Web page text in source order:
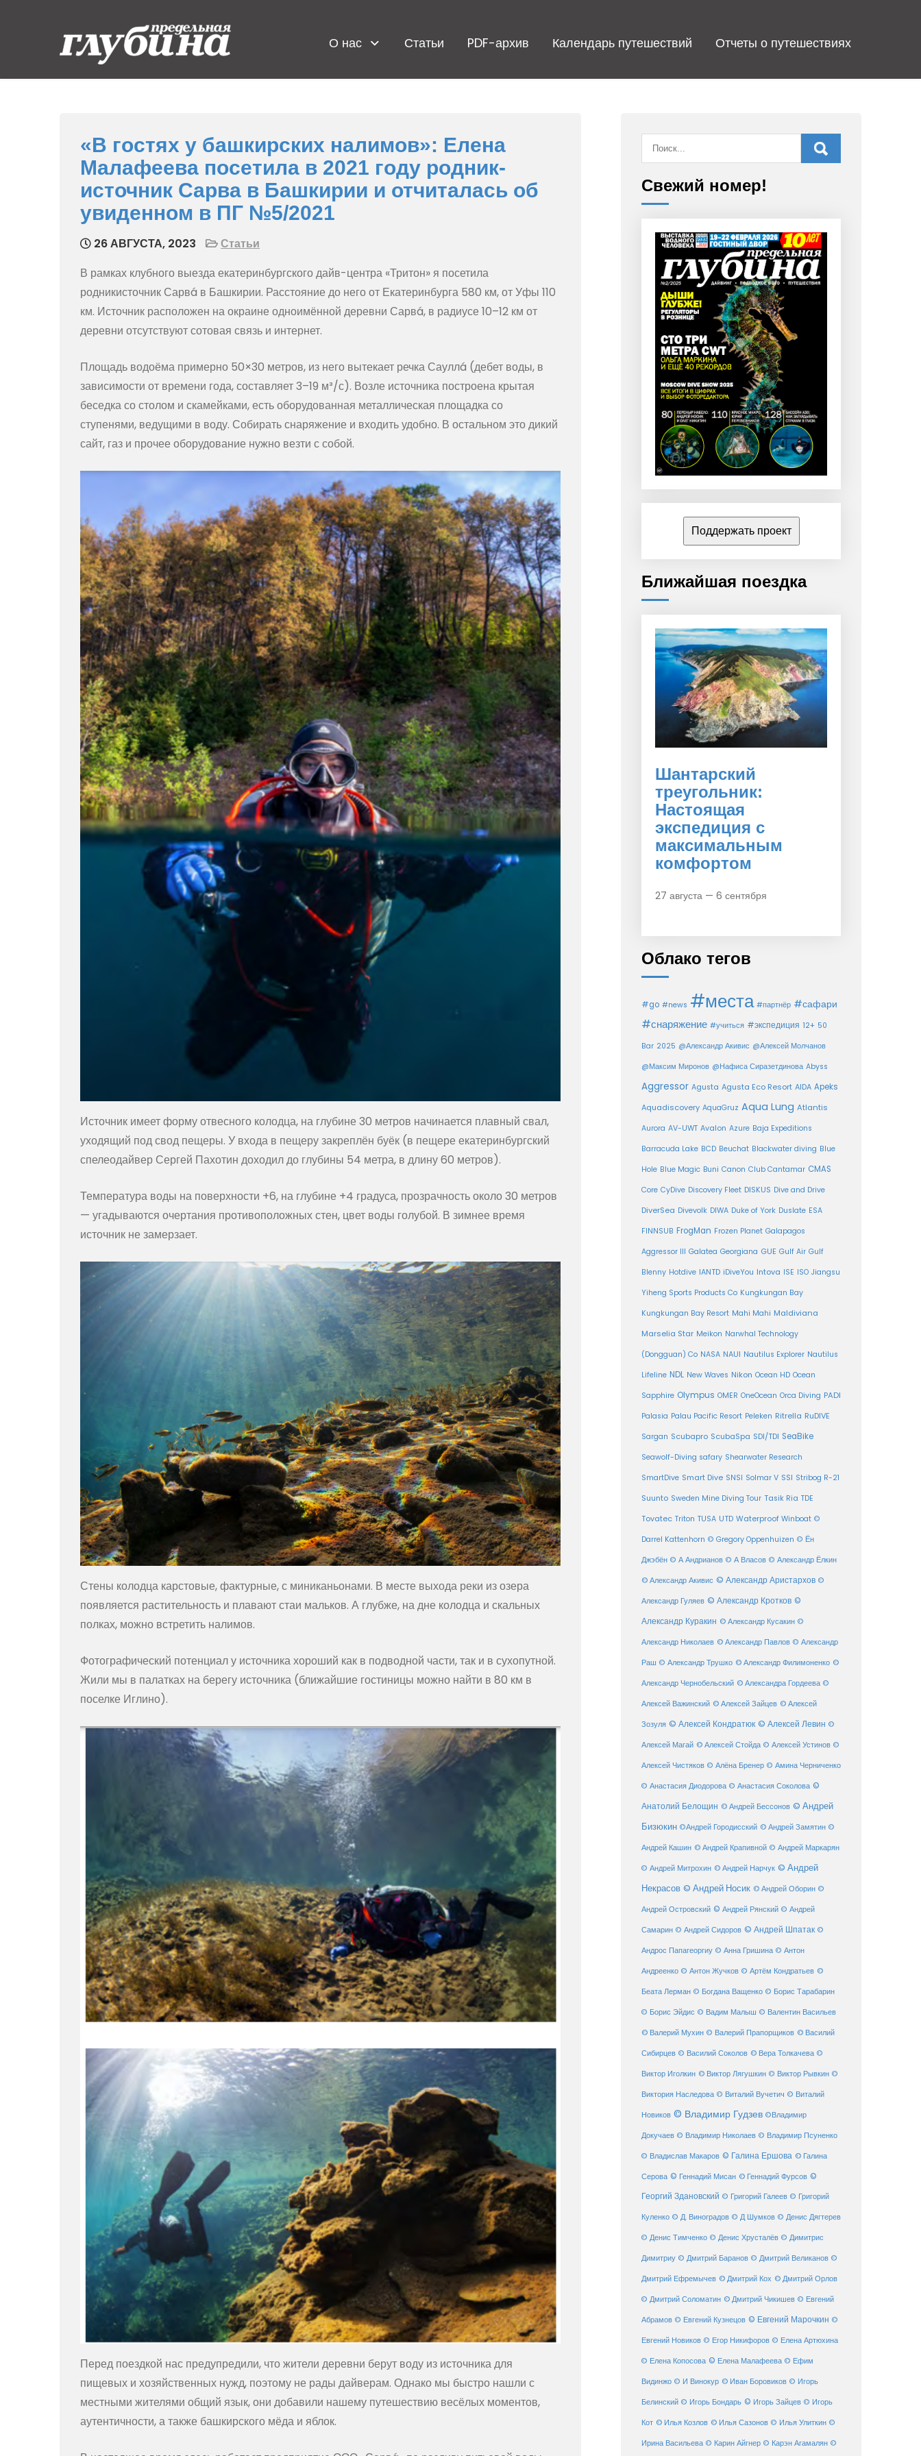
Предельная
О нас Статьи PDF-архив Календарь путешествий Отчеты о путешествиях
«В гостях у башкирских налимов»: Елена
Малафеева посетила в 2021 году родник-
источник Сарва в Башкирии и отчиталась об
увиденном в ПГ №5/2021
26 АВГУСТА, 2023
Статьи
В рамках клубного выезда екатеринбургского дайв-центра «Тритон» я посетила
родникисточник Сарвá в Башкирии. Расстояние до него от Екатеринбурга 580 км, от Уфы 110
км. Источник расположен на окраине одноимённой деревни Сарвá, в радиусе 10–12 км от
деревни отсутствуют сотовая связь и интернет.
Площадь водоёма примерно 50×30 метров, из него вытекает речка Сауллá (дебет воды, в
зависимости от времени года, составляет 3–19 м³/с). Возле источника построена крытая
беседка со столом и скамейками, есть оборудованная металлическая площадка со
ступенями, ведущими в воду. Собирать снаряжение и входить удобно. В остальном это дикий
сайт, газ и прочее оборудование нужно везти с собой.
Источник имеет форму отвесного колодца, на глубине 30 метров начинается плавный свал,
уходящий под свод пещеры. У входа в пещеру закреплён буёк (в пещере екатеринбургский
спелеодайвер Сергей Пахотин доходил до глубины 54 метра, в длину 60 метров).
Температура воды на поверхности +6, на глубине +4 градуса, прозрачность около 30 метров
— угадываются очертания противоположных стен, цвет воды голубой. В зимнее время
источник не замерзает.
Стены колодца карстовые, фактурные, с миниканьонами. В месте выхода реки из озера
появляется растительность и плавают стаи мальков. А глубже, на дне колодца и скальных
полках, можно встретить налимов.
Фотографический потенциал у источника хороший как в подводной части, так и в сухопутной.
Жили мы в палатках на берегу источника (ближайшие гостиницы можно найти в 80 км в
поселке Иглино).
Перед поездкой нас предупредили, что жители деревни берут воду из источника для
пищевых и хозяйственных нужд, поэтому не рады дайверам. Однако мы быстро нашли с
местными жителями общий язык, они добавили нашему путешествию весёлых моментов,
аутентичности, а также башкирского мёда и яблок.
Свежий номер!
Поддержать проект
Ближайшая поездка
Шантарский
треугольник:
Настоящая
экспедиция с
максимальным
комфортом
27 августа — 6 сентября
Облако тегов
#go #news #места #партнёр #сафари
#снаряжение #учиться #экспедиция 12+ 50
Bar 2025 @Александр Акивис @Алексей Молчанов
@Максим Миронов @Нафиса Сиразетдинова Abyss
Aggressor Agusta Agusta Eco Resort AIDA Apeks
Aquadiscovery AquaGruz Aqua Lung Atlantis
Aurora AV-UWT Avalon Azure Baja Expeditions
Barracuda Lake BCD Beuchat Blackwater diving Blue
Hole Blue Magic Buni Canon Club Cantamar CMAS
Core CyDive Discovery Fleet DISKUS Dive and Drive
DiverSea Divevolk DIWA Duke of York Duslate ESA
FINNSUB FrogMan Frozen Planet Galapagos
Aggressor III Galatea Georgiana GUE Gulf Air Gulf
Blenny Hotdive IANTD iDiveYou Intova ISE ISO Jiangsu
Yiheng Sports Products Co Kungkungan Bay
Kungkungan Bay Resort Mahi Mahi Maldiviana
Marselia Star Meikon Narwhal Technology
(Dongguan) Co NASA NAUI Nautilus Explorer Nautilus
Lifeline NDL New Waves Nikon Ocean HD Ocean
Sapphire Olympus OMER OneOcean Orca Diving PADI
Palasia Palau Pacific Resort Peleken Ritrella RuDIVE
Sargan Scubapro ScubaSpa SDI/TDI SeaBike
Seawolf-Diving safary Shearwater Research
SmartDive Smart Dive SNSI Solmar V SSI Stribog R-21
Suunto Sweden Mine Diving Tour Tasik Ria TDE
Tovatec Triton TUSA UTD Waterproof Winboat ©
Darrel Kattenhorn © Gregory Oppenhuizen © Ён
Джэбён © А Андрианов © А Власов © Александр Ёлкин
© Александр Акивис © Александр Аристархов ©
Александр Гуляев © Александр Кротков ©
Александр Куракин © Александр Кусакин ©
Александр Николаев © Александр Павлов © Александр
Раш © Александр Трушко © Александр Филимоненко ©
Александр Чернобельский © Александра Гордеева ©
Алексей Важинский © Алексей Зайцев © Алексей
Зозуля © Алексей Кондратюк © Алексей Левин ©
Алексей Магай © Алексей Стойда © Алексей Устинов ©
Алексей Чистяков © Алёна Бренер © Амина Черниченко
© Анастасия Диодорова © Анастасия Соколова ©
Анатолий Белощин © Андрей Бессонов © Андрей
Бизюкин ©Андрей Городисский © Андрей Замятин ©
Андрей Кашин © Андрей Крапивной © Андрей Маркарян
© Андрей Митрохин © Андрей Нарчук © Андрей
Некрасов © Андрей Носик © Андрей Оборин ©
Андрей Островский © Андрей Рянский © Андрей
Самарин © Андрей Сидоров © Андрей Шпатак ©
Андрос Папагеоргиу © Анна Гришина © Антон
Андреенко © Антон Жучков © Артём Кондратьев ©
Беата Лерман © Богдана Ващенко © Борис Тарабарин
© Борис Эйдис © Вадим Малыш © Валентин Васильев
© Валерий Мухин © Валерий Прапорщиков © Василий
Сибирцев © Василий Соколов © Вера Толкачева ©
Виктор Иголкин © Виктор Лягушкин © Виктор Рывкин ©
Виктория Наследова © Виталий Вучетич © Виталий
Новиков © Владимир Гудзев ©Владимир
Докучаев © Владимир Николаев © Владимир Псуненко
© Владислав Макаров © Галина Ершова © Галина
Серова © Геннадий Мисан © Геннадий Фурсов ©
Георгий Здановский © Григорий Галеев © Григорий
Куленко © Д. Виноградов © Д Шумков © Денис Дягтерев
© Денис Тимченко © Денис Хрусталёв © Димитрис
Димитриу © Дмитрий Баранов © Дмитрий Великанов ©
Дмитрий Ефремычев © Дмитрий Кох © Дмитрий Орлов
© Дмитрий Соломатин © Дмитрий Чикишев © Евгений
Абрамов © Евгений Кузнецов © Евгений Марочкин ©
Евгений Новиков © Егор Никифоров © Елена Артюхина
© Елена Копосова © Елена Малафеева © Ефим
Видинжо © И Винокур © Иван Боровиков © Игорь
Белинский © Игорь Бондарь © Игорь Зайцев © Игорь
Кот © Илья Козлов © Илья Сазонов © Илья Улиткин ©
Ирина Васильева © Карин Айгнер © Карэн Агамалян ©